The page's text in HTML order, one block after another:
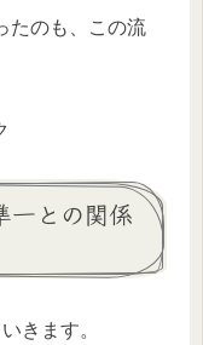
たのも、この流
一との関係
きます。